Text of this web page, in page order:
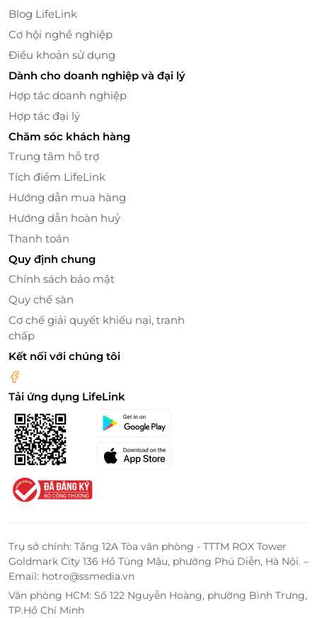
Đôi nét về 20 Hotel & Apartment
Sở hữu không gian sang trọng, hiện đại, đẳng cấp
cùng đội ngũ nhân viên chuyên nghiệp, chu đáo,
thành điểm đến lý tưởng và đáng tin cậy.
Blog LifeLink
Cơ hội nghề nghiệp
Điều khoản sử dụng
Dành cho doanh nghiệp và đại lý
Hợp tác doanh nghiệp
Hợp tác đại lý
Chăm sóc khách hàng
Trung tâm hỗ trợ
Tích điểm LifeLink
Hướng dẫn mua hàng
Hướng dẫn hoàn huỷ
Thanh toán
Quy định chung
Chính sách bảo mật
Quy chế sàn
Cơ chế giải quyết khiếu nại, tranh
chấp
Kết nối với chúng tôi
Tải ứng dụng LifeLink
Trụ sở chính: Tầng 12A Tòa văn phòng - TTTM ROX Tower
Goldmark City 136 Hồ Tùng Mậu, phường Phú Diễn, Hà Nội. –
Email: hotro@ssmedia.vn
Văn phòng HCM: Số 122 Nguyễn Hoàng, phường Bình Trưng,
TP.Hồ Chí Minh